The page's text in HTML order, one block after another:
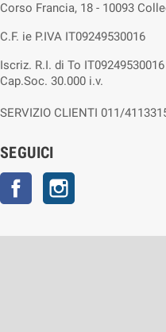
Corso Francia, 18 - 10093
C.F. ie P.IVA IT09249530016
Iscriz. R.I. di To IT09249530016
Cap.Soc. 30.000 i.v.
SERVIZIO CLIENTI 011/
SEGUICI
Facebook